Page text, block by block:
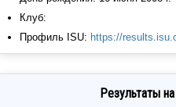
Клуб:
Профиль ISU: https://
Результаты